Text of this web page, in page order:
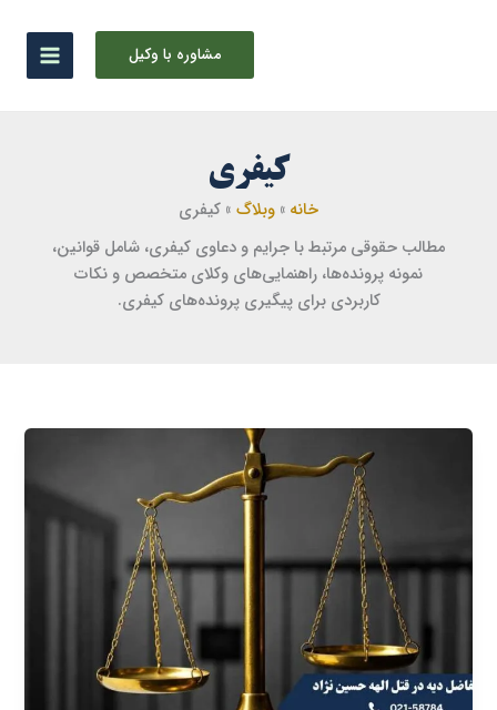
مشاوره با وکیل
کیفری
خانه وبلاگ
کیفری
مطالب حقوقی مرتبط با جرایم و دعاوی کیفری، شامل قوانین،
نمونه پرونده‌ها، راهنمایی‌های وکلای متخصص و نکات
کاربردی برای پیگیری پرونده‌های کیفری.
الهه
‌نژاد